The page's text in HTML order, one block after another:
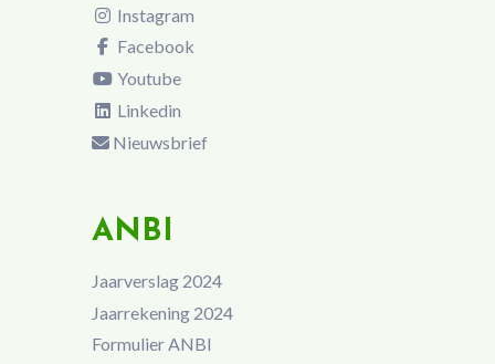
Instagram
Facebook
Youtube
Linkedin
Nieuwsbrief
ANBI
Jaarverslag 2024
Jaarrekening 2024
Formulier ANBI